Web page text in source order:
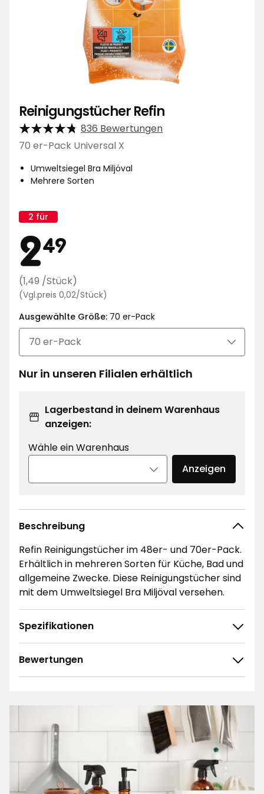
Reinigungstücher Refin
836 Bewertungen
70 er-Pack Universal X
Umweltsiegel Bra Miljöval
Mehrere Sorten
Kampagnenname:
2 für
Aktionspreis
249
€
Regulärer
Preis
€
/Stück
(1,49 /Stück)
(Vgl.preis 0,02/Stück)
€
/Stück
Ausgewählte Größe: 70 er-Pack
Nur in unseren Filialen erhältlich
Lagerbestand in deinem Warenhaus
anzeigen:
Wähle ein Warenhaus
Anzeigen
Beschreibung
Refin Reinigungstücher im 48er- und 70er-Pack.
Erhältlich in mehreren Sorten für Küche, Bad und
allgemeine Zwecke. Diese Reinigungstücher sind
mit dem Umweltsiegel Bra Miljöval versehen.
Spezifikationen
Bewertungen
4.8
836 ratings
Sortieren nach
Filtern nach